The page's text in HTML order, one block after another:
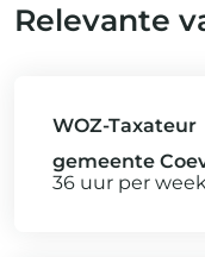
Relevante
WOZ-Taxateur
gemeente
36 uur per week